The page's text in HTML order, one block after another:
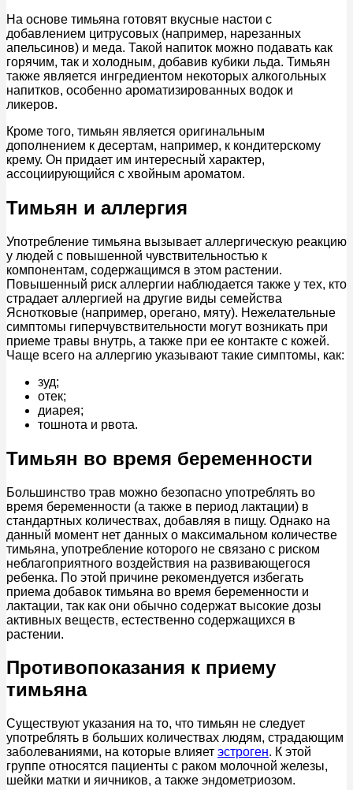
На основе тимьяна готовят вкусные настои с
добавлением цитрусовых (например, нарезанных
апельсинов) и меда. Такой напиток можно подавать как
горячим, так и холодным, добавив кубики льда. Тимьян
также является ингредиентом некоторых алкогольных
напитков, особенно ароматизированных водок и
ликеров.
Кроме того, тимьян является оригинальным
дополнением к десертам, например, к кондитерскому
крему. Он придает им интересный характер,
ассоциирующийся с хвойным ароматом.
Тимьян и аллергия
Употребление тимьяна вызывает аллергическую реакцию
у людей с повышенной чувствительностью к
компонентам, содержащимся в этом растении.
Повышенный риск аллергии наблюдается также у тех, кто
страдает аллергией на другие виды семейства
Яснотковые (например, орегано, мяту). Нежелательные
симптомы гиперчувствительности могут возникать при
приеме травы внутрь, а также при ее контакте с кожей.
Чаще всего на аллергию указывают такие симптомы, как:
зуд;
отек;
диарея;
тошнота и рвота.
Тимьян во время беременности
Большинство трав можно безопасно употреблять во
время беременности (а также в период лактации) в
стандартных количествах, добавляя в пищу. Однако на
данный момент нет данных о максимальном количестве
тимьяна, употребление которого не связано с риском
неблагоприятного воздействия на развивающегося
ребенка. По этой причине рекомендуется избегать
приема добавок тимьяна во время беременности и
лактации, так как они обычно содержат высокие дозы
активных веществ, естественно содержащихся в
растении.
Противопоказания к приему
тимьяна
Существуют указания на то, что тимьян не следует
употреблять в больших количествах людям, страдающим
заболеваниями, на которые влияет эстроген. К этой
группе относятся пациенты с раком молочной железы,
шейки матки и яичников, а также эндометриозом.